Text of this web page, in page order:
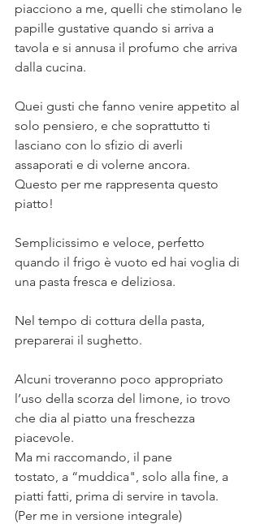
piacciono a me, quelli che stimolano le
papille gustative quando si arriva a
tavola e si annusa il profumo che arriva
dalla cucina. ⠀
Quei gusti che fanno venire appetito al
solo pensiero, e che soprattutto ti
lasciano con lo sfizio di averli
assaporati e di volerne ancora. ⠀
Questo per me rappresenta questo
piatto!⠀
Semplicissimo e veloce, perfetto
quando il frigo è vuoto ed hai voglia di
una pasta fresca e deliziosa.⠀
Nel tempo di cottura della pasta,
preparerai il sughetto. ⠀
Alcuni troveranno poco appropriato
l’uso della scorza del limone, io trovo
che dia al piatto una freschezza
piacevole.⠀
Ma mi raccomando, il pane
tostato, a “muddica", solo alla fine, a
piatti fatti, prima di servire in tavola.⠀
(Per me in versione integrale) ⠀